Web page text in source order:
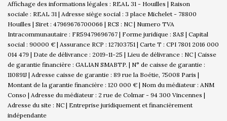
Affichage des informations légales : REAL 31 - Houilles | Raison
sociale : REAL 31 | Adresse siège social : 3 place Michelet - 78800
Houilles | Siret : 47969676700066 | RCS : NC | Numero TVA
Intracommunautaire : FR59479696767 | Forme juridique : SAS | Capital
social : 90000 € | Assurance RCP : 127103751 | Carte T : CPI 7801 2016 000
014 479 | Date de délivrance : 2019-11-25 | Lieu de délivrance : NC | Caisse
de garantie financière : GALIAN SMABTP. | N° de caisse de garantie :
110891J | Adresse caisse de garantie : 89 rue la Boétie, 75008 Paris |
Montant de la garantie financière : 120 000 € | Nom du médiateur : ANM
Conso | Adresse du médiateur : 2 rue de Colmar - 94 300 Vincennes |
Adresse du site : NC | Entreprise juridiquement et financièrement
indépendante